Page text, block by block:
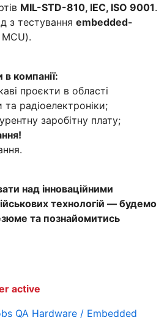
MIL-STD-810, IEC, ISO 9001.
з тестування embedded-
компанії:
проєкти в області
та радіоелектроніки;
заробітну плату;
над інноваційними
технологій — будемо
та познайомитись
active
QA Hardware / Embedded